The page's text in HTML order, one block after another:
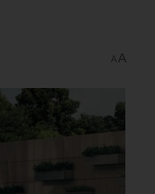
A A